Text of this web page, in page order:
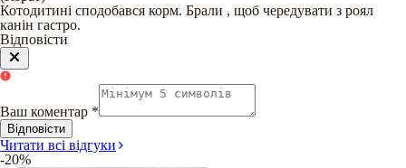
Котодитині сподобався корм. Брали , щоб чередувати з роял
канін гастро.
Відповісти
Ваш коментар *
Відповісти
Читати всі відгуки
-20%